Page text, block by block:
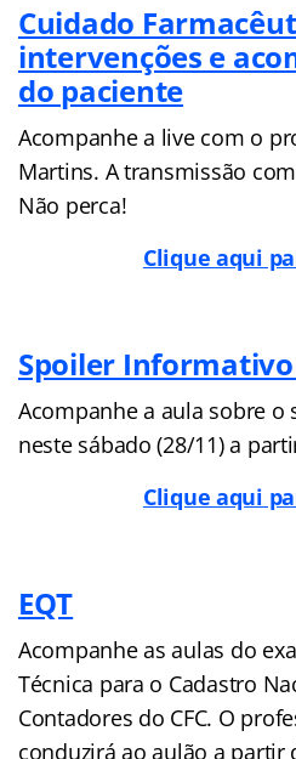
Cuidado
intervenções e
do paciente
Acompanhe a live com o
Martins. A transmissão
Não perca!
Clique aqui
Spoiler Informativo
Acompanhe a aula sobre
neste sábado (28/11) a
Clique aqui
EQT
Acompanhe as aulas do
Técnica para o Cadastro
Contadores do CFC. O
conduzirá ao aulão a partir